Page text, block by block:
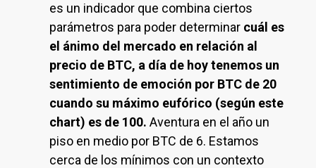
es un indicador que combina ciertos
parámetros para poder determinar cuál es
el ánimo del mercado en relación al
precio de BTC, a día de hoy tenemos un
sentimiento de emoción por BTC de 20
cuando su máximo eufórico (según este
chart) es de 100. Aventura en el año un
piso en medio por BTC de 6. Estamos
cerca de los mínimos con un contexto